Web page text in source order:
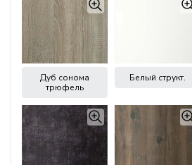
Дуб сонома
трюфель
Белый структ.